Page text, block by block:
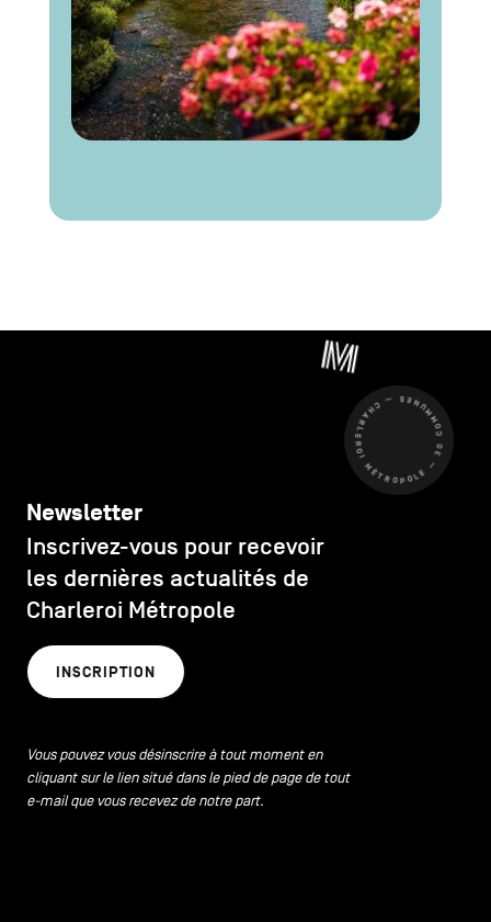
CHARLEROI MÉTROPOLE — 30 COMMUNES —
Newsletter
Inscrivez-vous pour recevoir
les dernières actualités de
Charleroi Métropole
INSCRIPTION
Vous pouvez vous désinscrire à tout moment en
cliquant sur le lien situé dans le pied de page de tout
e-mail que vous recevez de notre part.